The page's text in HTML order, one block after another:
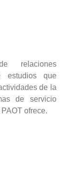
relaciones
estudios que
de la
de servicio
ofrece.